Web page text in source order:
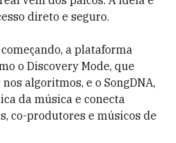
direto e seguro.
a plataforma
o Discovery Mode, que
algoritmos, e o SongDNA,
da música e conecta
co-produtores e músicos de